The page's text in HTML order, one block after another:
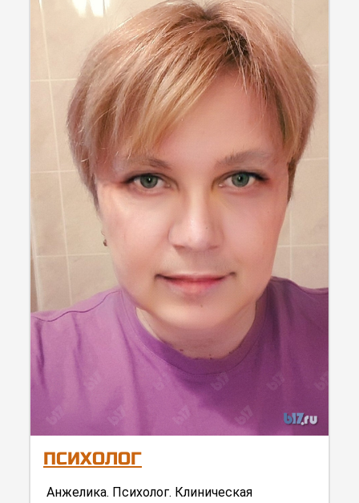
ПСИХОЛОГ
Анжелика. Психолог. Клиническая